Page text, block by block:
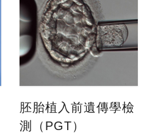
胚胎植入前遺傳學檢
測（PGT）